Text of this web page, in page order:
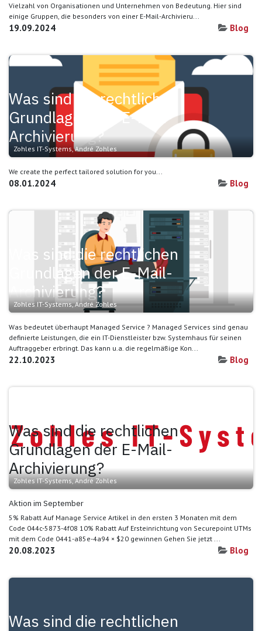
Vielzahl von Organisationen und Unternehmen von Bedeutung. Hier sind
einige Gruppen, die besonders von einer E-Mail-Archivieru...
19.09.2024 Blog
Was sind die rechtlichen
Grundlagen der E-Mail-
Archivierung?
Zohles IT-Systems, André Zohles
We create the perfect tailored solution for you...
08.01.2024 Blog
Was sind die rechtlichen
Grundlagen der E-Mail-
Archivierung?
Zohles IT-Systems, André Zohles
Was bedeutet überhaupt Managed Service ? Managed Services sind genau
definierte Leistungen, die ein IT-Dienstleister bzw. Systemhaus für seinen
Auftraggeber erbringt. Das kann u.a. die regelmäßige Kon...
22.10.2023 Blog
Was sind die rechtlichen
Grundlagen der E-Mail-
Archivierung?
Zohles IT-Systems, André Zohles
Aktion im September
5% Rabatt Auf Manage Service Artikel in den ersten 3 Monaten mit dem
Code 044c-5873-4f08 10% Rabatt Auf Ersteinrichtung von Securepoint UTMs
mit dem Code 0441-a85e-4a94 × $20 gewinnen Gehen Sie jetzt ...
20.08.2023 Blog
Was sind die rechtlichen